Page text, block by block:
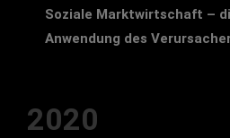
Soziale Marktwirtschaft –
Anwendung des
2020